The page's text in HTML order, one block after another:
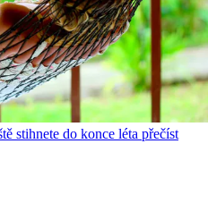
stihnete do konce léta přečíst